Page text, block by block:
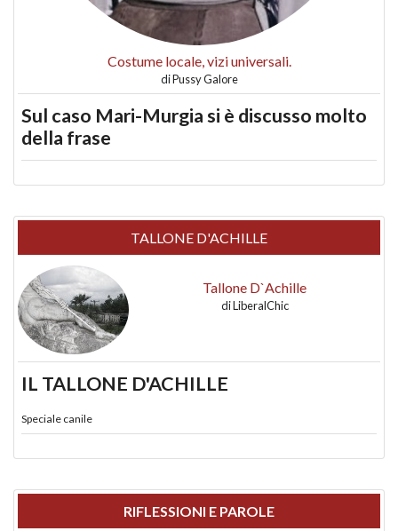
Costume locale, vizi universali.
diPussy Galore
Sul caso Mari-Murgia si è discusso molto
della frase
TALLONE D'ACHILLE
Tallone D`Achille
diLiberalChic
IL TALLONE D'ACHILLE
Speciale canile
RIFLESSIONI E PAROLE